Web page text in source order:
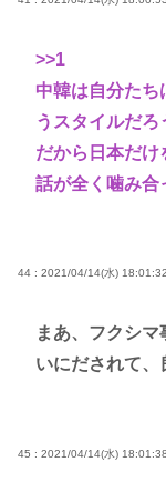
>>1
中韓は自分たち
うスタイルだろ
だから日本だけ
話が全く噛み合
44 : 2021/04/14(水)
まあ、フクシ
いにだされて、
45 : 2021/04/14(水)